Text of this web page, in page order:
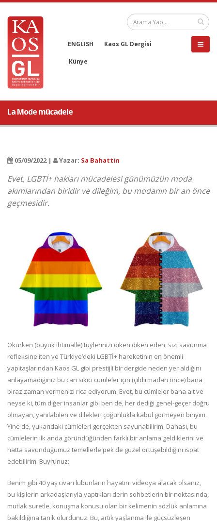
ENGLISH Kaos GL Dergisi
Künye
La Mode mücadele
05/09/2022 | Yazar: Sa Bahattin
Evet, LGBTİ+ hakları mücadelesi günümüzün moda
akımlarından biridir ve dileğim, bu modanın bir an önce
geçmesidir.
Okurken (büyük ihtimalle) tüylerinizi diken diken eden, sizi savunma
refleksine iten ve Türkiye’deki LGBTİ+ hareketinin en önemli
yapıtaşlarından Kaos GL gibi prestijli bir dergide neden yer aldığını
anlayamadığınız bu can sıkıcı cümleler için (çıldırmadan önce) bana
biraz zaman vermenizi rica ediyorum. Evet, bu cümleler bana ait ve
neyse ki, tüm diğer insanlar gibi ben de, her dediği genel-geçer doğru
olmayan, yanılabilen ve dilekleri çoğunlukla kabul görmeyen biriyim.
Yine de, yukarıdaki cümleleri gerçekten savunabilirim. Dahası, bu
cümlelerin ilk anda göründüğünden farklı bir anlama geldiklerini ve
hatta savunduğumuz temellerle pek de güzel örtüşebildiğini ispat
edebilirim. Buyrunuz:
Benim gibi 40 yaş civarı lubunların hayatını videoya alacak olsanız,
bu kişilerin arkadaşlarıyla yaptıkları derin sohbetlerin bir noktasında,
mutlak suretle, konuşma konusu olan bir kelimenin sözlük anlamına
bakıldığına tanık olurdunuz. Bu, artık yaşlanma ile güçsüzleşen